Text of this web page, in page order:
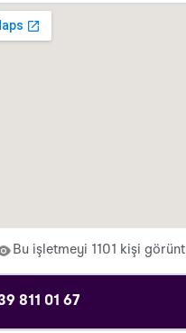
Bu işletmeyi 1101 kişi
811 01 67